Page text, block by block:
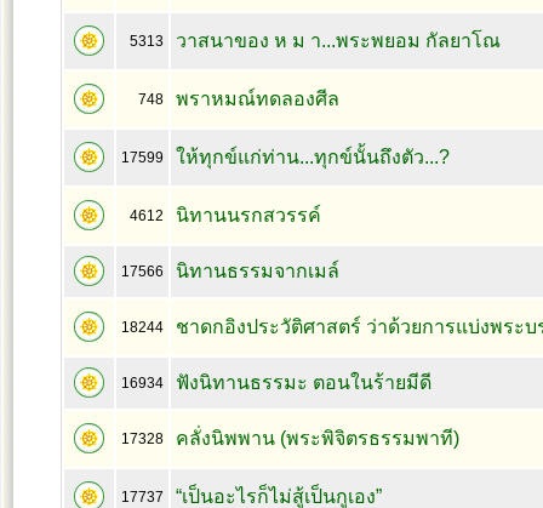
5313 วาสนาของ ห ม า...พระพยอม กัลยาโณ
748 พราหมณ์ทดลองศีล
17599 ให้ทุกข์แก่ท่าน...ทุกข์นั้นถึงตัว...?
4612 นิทานนรกสวรรค์
17566 นิทานธรรมจากเมล์
18244 ชาดกอิงประวัติศาสตร์ ว่าด้วยการแบ่งพระ
16934 ฟังนิทานธรรมะ ตอนในร้ายมีดี
17328 คลั่งนิพพาน (พระพิจิตรธรรมพาที)
17737 “เป็นอะไรก็ไม่สู้เป็นกูเอง”